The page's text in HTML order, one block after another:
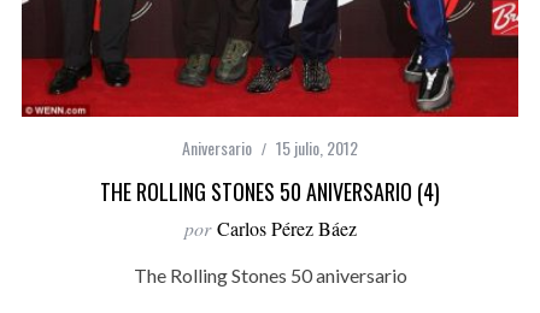
Aniversario 15 julio, 2012
THE ROLLING STONES 50 ANIVERSARIO (4)
por Carlos Pérez Báez
The Rolling Stones 50 aniversario